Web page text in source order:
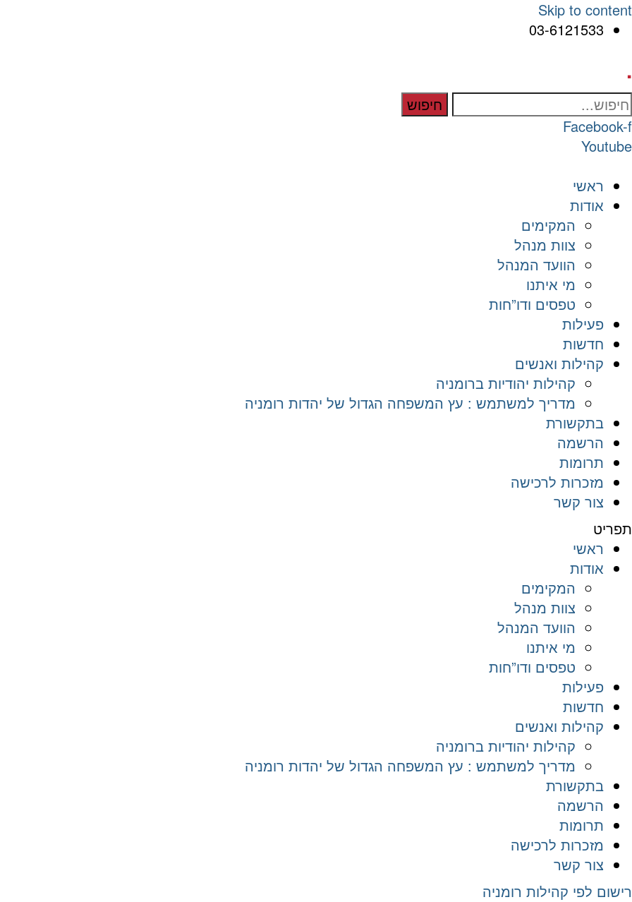
Skip to content
03-6121533
.
חיפוש
Facebook-f
Youtube
ראשי
אודות
המקימים
צוות מנהל
הוועד המנהל
מי איתנו
טפסים ודו”חות
פעילות
חדשות
קהילות ואנשים
קהילות יהודיות ברומניה
מדריך למשתמש : עץ המשפחה הגדול של יהדות רומניה
בתקשורת
הרשמה
תרומות
מזכרות לרכישה
צור קשר
תפריט
ראשי
אודות
המקימים
צוות מנהל
הוועד המנהל
מי איתנו
טפסים ודו”חות
פעילות
חדשות
קהילות ואנשים
קהילות יהודיות ברומניה
מדריך למשתמש : עץ המשפחה הגדול של יהדות רומניה
בתקשורת
הרשמה
תרומות
מזכרות לרכישה
צור קשר
רישום לפי קהילות רומניה